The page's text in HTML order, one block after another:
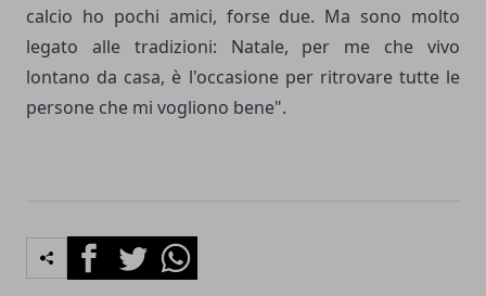
calcio ho pochi amici, forse due. Ma sono molto
legato alle tradizioni: Natale, per me che vivo
lontano da casa, è l'occasione per ritrovare tutte le
persone che mi vogliono bene".
FacebookTwitterWhatsapp